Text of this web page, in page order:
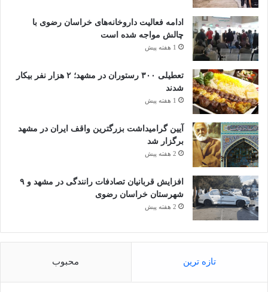
ادامه فعالیت داروخانه‌های خراسان رضوی با
چالش مواجه شده است
1 هفته پیش
تعطیلی ۳۰۰ رستوران در مشهد؛ ۲ هزار نفر بیکار
شدند
1 هفته پیش
آیین گرامیداشت بزرگترین واقف ایران در مشهد
برگزار شد
2 هفته پیش
افزایش قربانیان تصادفات رانندگی در مشهد و ۹
شهرستان خراسان رضوی
2 هفته پیش
تازه ترین محبوب